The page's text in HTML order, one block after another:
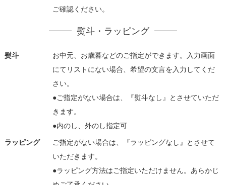
ご確認ください。
熨斗・ラッピング
熨斗
お中元、お歳暮などのご指定ができます。入力画面
にてリストにない場合、希望の文言を入力してくだ
さい。
●ご指定がない場合は、『熨斗なし』とさせていただ
きます。
●内のし、外のし指定可
ラッピング
ご指定がない場合は、『ラッピングなし』とさせて
いただきます。
●ラッピング方法はご指定いただけません。あらかじ